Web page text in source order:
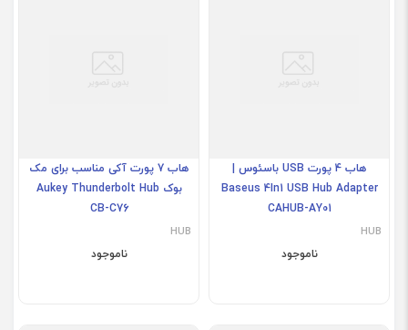
هاب 4 پورت USB باسئوس |
Baseus 4In1 USB Hub Adapter
CAHUB-AY01
HUB
ناموجود
هاب 7 پورت آکی مناسب برای مک
بوک Aukey Thunderbolt Hub
CB-C76
HUB
ناموجود